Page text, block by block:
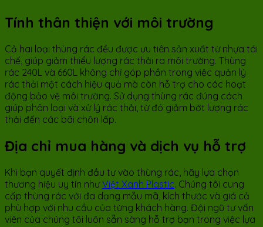
Tính thân thiện với môi trường
Cả hai loại thùng rác đều được ưu tiên sản xuất từ nhựa tái
chế, giúp giảm thiểu lượng rác thải ra môi trường. Thùng
rác 240L và 660L không chỉ góp phần trong việc quản lý
rác thải một cách hiệu quả mà còn hỗ trợ cho các hoạt
động bảo vệ môi trường. Sử dụng thùng rác đúng cách
giúp phân loại và xử lý rác thải, từ đó giảm bớt lượng rác
thải đến các bãi chôn lấp.
Địa chỉ mua hàng và dịch vụ hỗ trợ
Khi bạn quyết định đầu tư vào thùng rác, hãy lựa chọn
thương hiệu uy tín nhưViệt Xanh Plastic. Chúng tôi cung
cấp thùng rác với đa dạng mẫu mã, kích thước và giá cả
phù hợp với nhu cầu của từng khách hàng. Đội ngũ tư vấn
viên của chúng tôi luôn sẵn sàng hỗ trợ bạn trong việc lựa